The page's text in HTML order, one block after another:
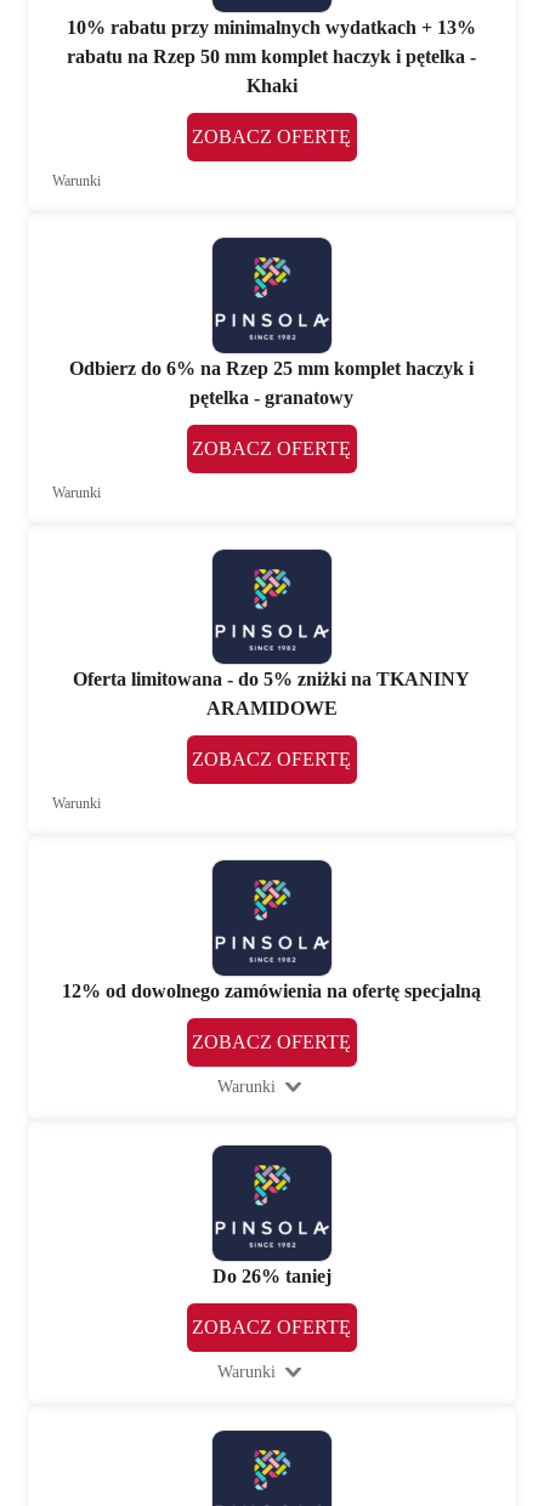
10% rabatu przy minimalnych wydatkach + 13%
rabatu na Rzep 50 mm komplet haczyk i pętelka -
Khaki
ZOBACZ OFERTĘ
Warunki
Odbierz do 6% na Rzep 25 mm komplet haczyk i
pętelka - granatowy
ZOBACZ OFERTĘ
Warunki
Oferta limitowana - do 5% zniżki na TKANINY
ARAMIDOWE
ZOBACZ OFERTĘ
Warunki
12% od dowolnego zamówienia na ofertę specjalną
ZOBACZ OFERTĘ
Warunki
Do 26% taniej
ZOBACZ OFERTĘ
Warunki